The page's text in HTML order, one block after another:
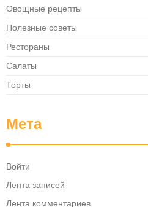
Овощные рецепты
Полезные советы
Рестораны
Салаты
Торты
Мета
Войти
Лента записей
Лента комментариев